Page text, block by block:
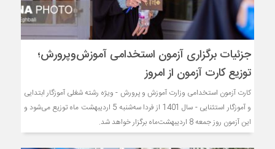
جزئیات برگزاری آزمون استخدامی آموزش‌وپرورش؛
توزیع کارت آزمون از امروز
کارت آزمون استخدامی وزارت آموزش و پرورش - ویژه رشته شغلی آموزگار ابتدایی
و آموزگار استثنایی - سال 1401 از فردا سه‌شنبه 5 اردیبهشت ماه توزیع می‌شود و
این آزمون روز جمعه 8 اردیبهشت‌ماه برگزار خواهد شد.